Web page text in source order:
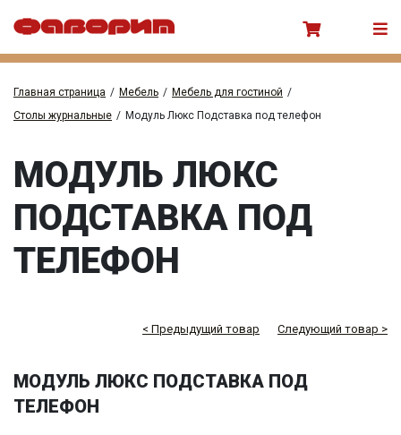
Главная страница / Мебель / Мебель для гостиной /
Столы журнальные / Модуль Люкс Подставка под телефон
МОДУЛЬ ЛЮКС
ПОДСТАВКА ПОД
ТЕЛЕФОН
< Предыдущий товар Следующий товар >
МОДУЛЬ ЛЮКС ПОДСТАВКА ПОД
ТЕЛЕФОН